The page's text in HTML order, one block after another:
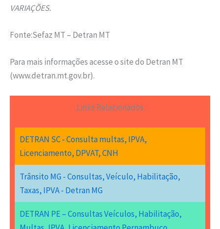
VARIAÇÕES.
Fonte:Sefaz MT – Detran MT
Para mais informações acesse o site do Detran MT
(www.detran.mt.gov.br).
Links Relacionados
DETRAN SC - Consulta multas, IPVA,
Licenciamento, DPVAT, CNH
Trânsito MG - Consultas, Veículo, Habilitação,
Taxas, IPVA - Detran MG
DETRAN PE – Consultas Veículos, Habilitação,